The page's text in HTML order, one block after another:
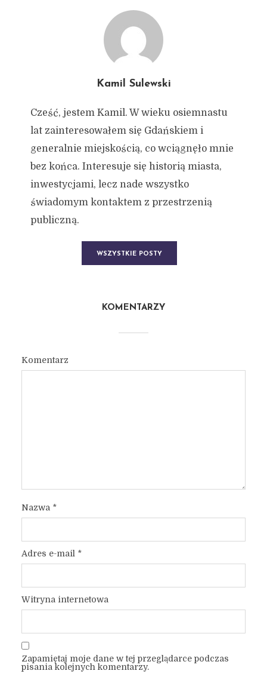
Kamil Sulewski
Cześć, jestem Kamil. W wieku osiemnastu
lat zainteresowałem się Gdańskiem i
generalnie miejskością, co wciągnęło mnie
bez końca. Interesuje się historią miasta,
inwestycjami, lecz nade wszystko
świadomym kontaktem z przestrzenią
publiczną.
WSZYSTKIE POSTY
KOMENTARZY
Komentarz
Nazwa *
Adres e-mail *
Witryna internetowa
Zapamiętaj moje dane w tej przeglądarce podczas
pisania kolejnych komentarzy.